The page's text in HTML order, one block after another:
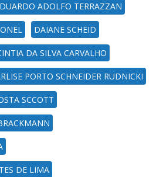
ADOLFO TERRAZZAN
DAIANE SCHEID
DA SILVA CARVALHO
PORTO SCHNEIDER RUDNICKI
SCCOTT
DE LIMA